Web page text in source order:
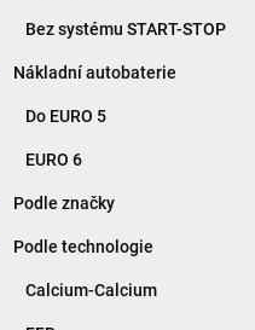
Bez systému START-STOP
Nákladní autobaterie
Do EURO 5
EURO 6
Podle značky
Podle technologie
Calcium-Calcium